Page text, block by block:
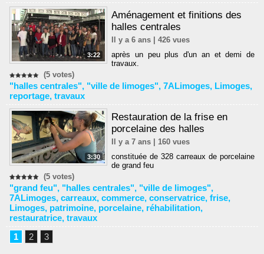
3:22
Aménagement et finitions des
halles centrales
Il y a 6 ans | 426 vues
après un peu plus d'un an et demi de
travaux.
(5 votes)
"halles centrales", "ville de limoges", 7ALimoges, Limoges,
reportage, travaux
3:30
Restauration de la frise en
porcelaine des halles
Il y a 7 ans | 160 vues
constituée de 328 carreaux de porcelaine
de grand feu
(5 votes)
"grand feu", "halles centrales", "ville de limoges",
7ALimoges, carreaux, commerce, conservatrice, frise,
Limoges, patrimoine, porcelaine, réhabilitation,
restauratrice, travaux
1
2 3